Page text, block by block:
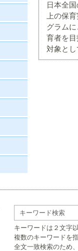
日本全
上の保
グラム
育者を
対象と
キーワードは２文字
複数のキーワードを
全文一致検索のため